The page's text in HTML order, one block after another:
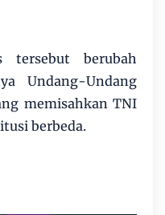
tersebut berubah
Undang-Undang
memisahkan TNI
berbeda.